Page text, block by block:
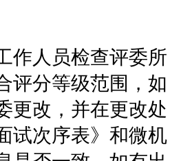
人员检查评委所
评分等级范围，如
更改，并在更改处
试次序表》和微机